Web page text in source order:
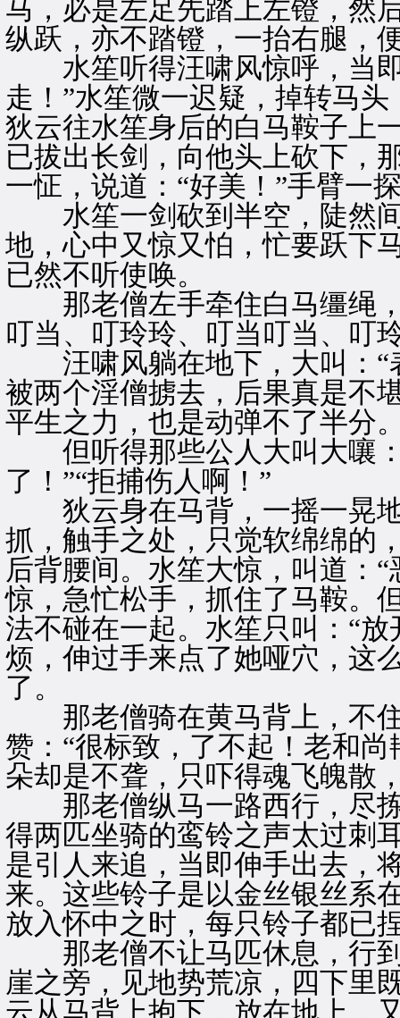
马，必是左足先踏上左镫，然
纵跃，亦不踏镫，一抬右腿，
水笙听得汪啸风惊呼，当即
走！”水笙微一迟疑，掉转马
狄云往水笙身后的白马鞍子上
已拔出长剑，向他头上砍下，
一怔，说道：“好美！”手臂一
水笙一剑砍到半空，陡然间
地，心中又惊又怕，忙要跃下
已然不听使唤。
那老僧左手牵住白马缰绳，
叮当、叮玲玲、叮当叮当、叮
汪啸风躺在地下，大叫：“
被两个淫僧掳去，后果真是不
平生之力，也是动弹不了半分
但听得那些公人大叫大嚷：
了！”“拒捕伤人啊！”
狄云身在马背，一摇一晃地
抓，触手之处，只觉软绵绵的
后背腰间。水笙大惊，叫道：
惊，急忙松手，抓住了马鞍。
法不碰在一起。水笙只叫：“
烦，伸过手来点了她哑穴，这
了。
那老僧骑在黄马背上，不住
赞：“很标致，了不起！老和
朵却是不聋，只吓得魂飞魄散
那老僧纵马一路西行，尽拣
得两匹坐骑的鸾铃之声太过刺
是引人来追，当即伸手出去，
来。这些铃子是以金丝银丝系
放入怀中之时，每只铃子都已
那老僧不让马匹休息，行到
崖之旁，见地势荒凉，四下里